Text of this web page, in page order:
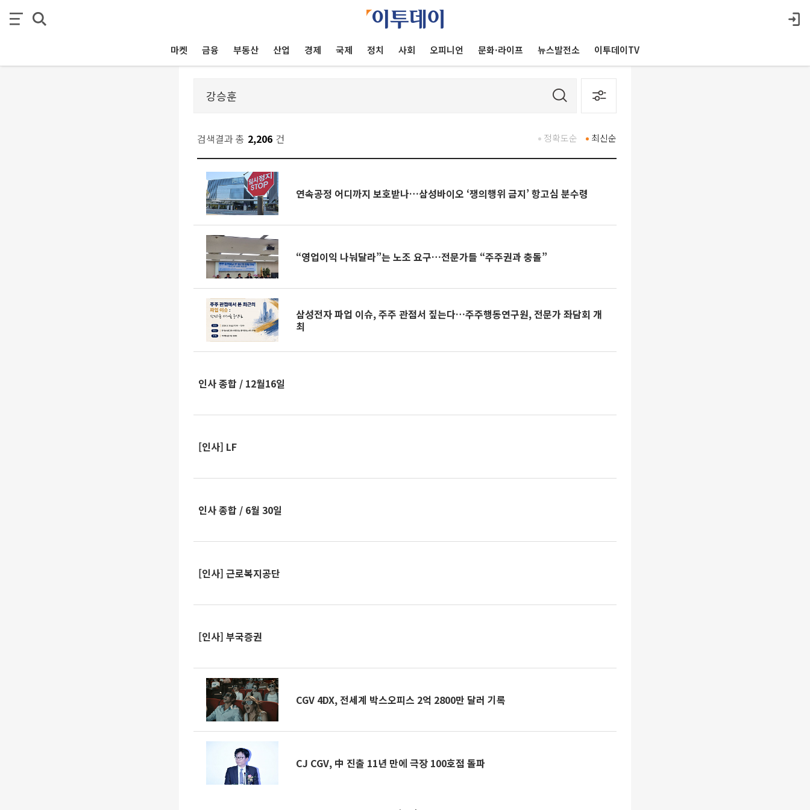
마켓 금융 부동산 산업 경제 국제 정치 사회 오피니언 문화·라이프 뉴스발전소 이투데이TV
검색결과 총 2,206 건 최신순
정확도순
연속공정 어디까지 보호받나…삼성바이오 ‘쟁의행위 금지’ 항고심 분수령
“영업이익 나눠달라”는 노조 요구…전문가들 “주주권과 충돌”
삼성전자 파업 이슈, 주주 관점서 짚는다…주주행동연구원, 전문가 좌담회 개
최
인사 종합 / 12월16일
[인사] LF
인사 종합 / 6월 30일
[인사] 근로복지공단
[인사] 부국증권
CGV 4DX, 전세계 박스오피스 2억 2800만 달러 기록
CJ CGV, 中 진출 11년 만에 극장 100호점 돌파